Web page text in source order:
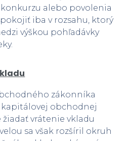
alebo povolenia
iba v rozsahu, ktorý
výškou pohľadávky
zákonníka
obchodnej
vrátenie vkladu
sa však rozšíril okruh